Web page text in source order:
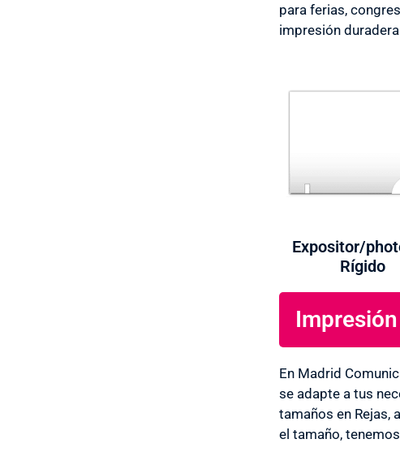
para ferias,
impresión
Expositor/
Rígido
En Madrid
se adapte a tus
tamaños en Rejas,
el tamaño,